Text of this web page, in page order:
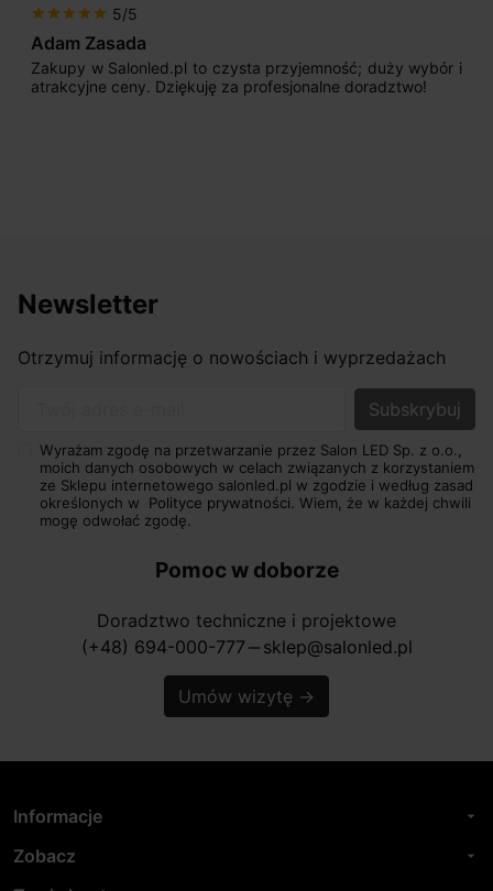
star star star star star 5/5
Adam Zasada
Zakupy w Salonled.pl to czysta przyjemność; duży wybór i
atrakcyjne ceny. Dziękuję za profesjonalne doradztwo!
Newsletter
Otrzymuj informację o nowościach i wyprzedażach
Wyrażam zgodę na przetwarzanie przez Salon LED Sp. z o.o.,
moich danych osobowych w celach związanych z korzystaniem
ze Sklepu internetowego salonled.pl w zgodzie i według zasad
określonych w Polityce prywatności. Wiem, że w każdej chwili
mogę odwołać zgodę.
Pomoc w doborze
Doradztwo techniczne i projektowe
(+48) 694-000-777 horizontal_rule sklep@salonled.pl
Umów wizytę →
Informacje arrow_drop_down
Zobacz arrow_drop_down